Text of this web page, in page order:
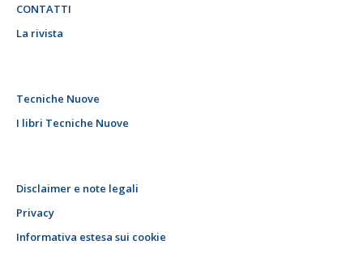
CONTATTI
La rivista
Tecniche Nuove
I libri Tecniche Nuove
Disclaimer e note legali
Privacy
Informativa estesa sui cookie